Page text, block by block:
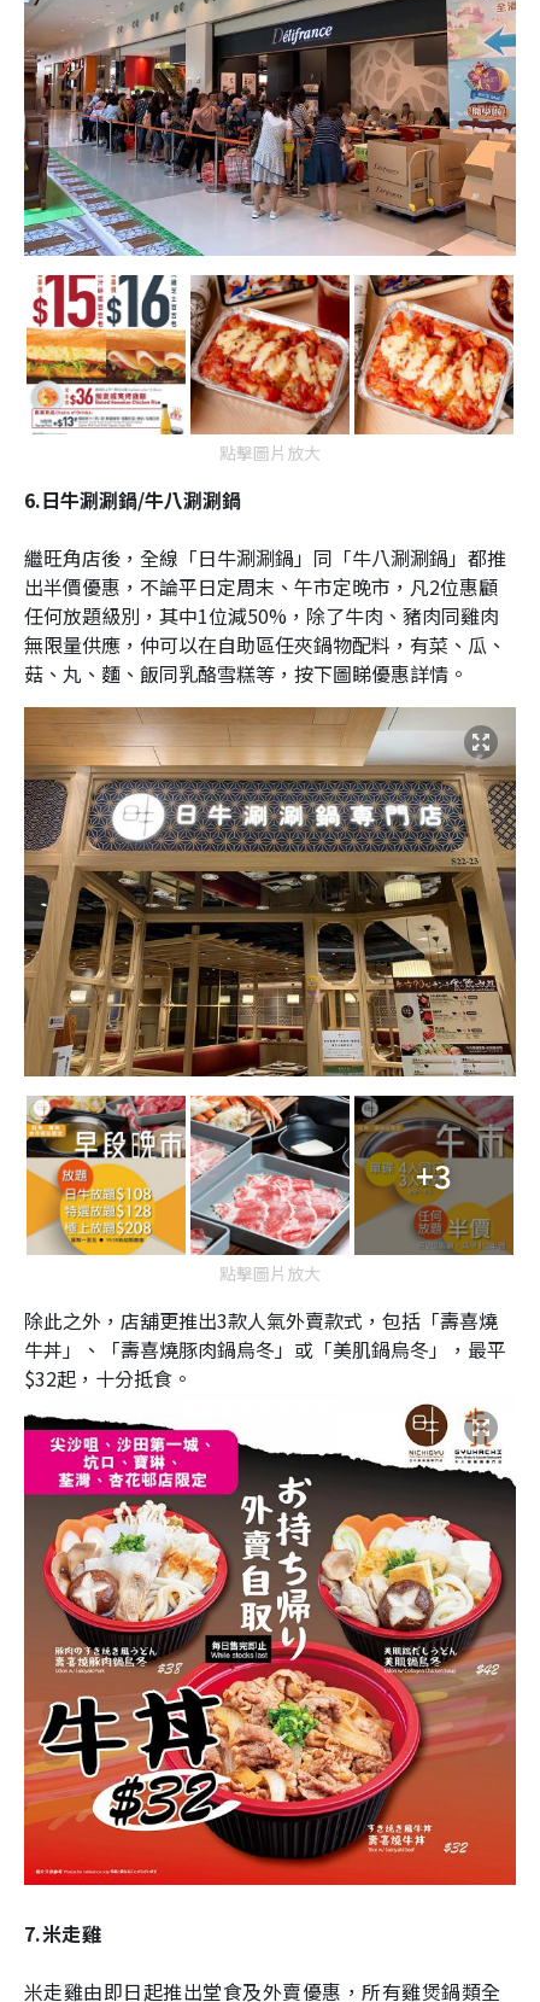
點擊圖片放大
6.日牛涮涮鍋/牛八涮涮鍋
繼旺角店後，全線「日牛涮涮鍋」同「牛八涮涮鍋」都推
出半價優惠，不論平日定周末、午市定晚市，凡2位惠顧
任何放題級別，其中1位減50%，除了牛肉、豬肉同雞肉
無限量供應，仲可以在自助區任夾鍋物配料，有菜、瓜、
菇、丸、麵、飯同乳酪雪糕等，按下圖睇優惠詳情。
+3
點擊圖片放大
除此之外，店舖更推出3款人氣外賣款式，包括「壽喜燒
牛丼」、「壽喜燒豚肉鍋烏冬」或「美肌鍋烏冬」，最平
$32起，十分抵食。
7.米走雞
米走雞由即日起推出堂食及外賣優惠，所有雞煲鍋類全